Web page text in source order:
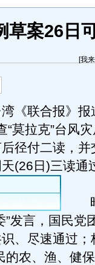
草案26日
[我
联合报》报
莫拉克”台风
径付二读，并
(26日)三读通
昨
发言，国民党
、尽速通过；
的农、渔、健